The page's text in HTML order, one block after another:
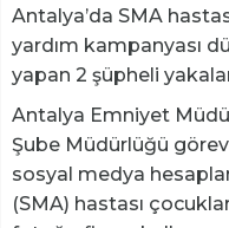
Antalya’da SMA
yardım kampanyası
yapan 2 şüpheli
Antalya Emniyet
Şube Müdürlüğü
sosyal medya
(SMA) hastası